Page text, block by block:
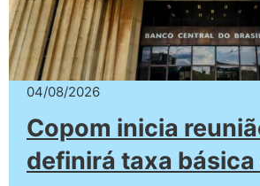
04/08/2026
Copom inicia
definirá taxa